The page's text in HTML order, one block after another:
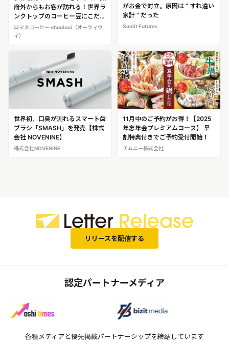
府外からもお客が訪れる！世界ラ
ンクトップのコーヒー豆にこだわ
ったコーヒー専門店！「ロマネコ
ーヒー ohouioui（オーウィウ
ロマネコーヒー ohouioui（オーウィウ
ィ）
がお金で対立。原因は ” すれ違い
家計 ” だった
Sunlit Futures
世界初、口臭が測れるスマート歯
ブラシ「SMASH」を発売【株式
会社 NOVENINE】
株式会社NOVENINE
11月中のご予約がお得！【2025
年忘年会プレミアムコース】 早
割特典付きでご予約受付開始！
チムニー株式会社
リリースを配信する
認定パートナーメディア
各種メディアと優先掲載パートナーシップを締結しています